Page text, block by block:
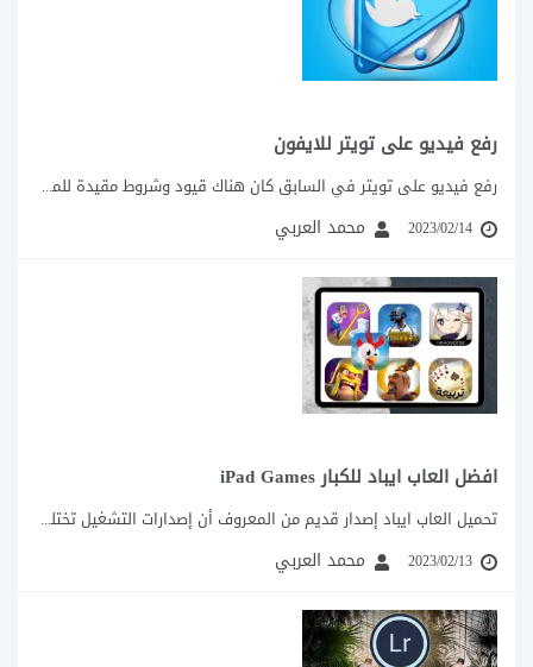
رفع فيديو على تويتر للايفون
رفع فيديو على تويتر في السابق كان هناك قيود وشروط مقيدة للمستخدم عند استخدام...
2023/02/14 محمد العربي
افضل العاب ايباد للكبار iPad Games
تحميل العاب ايباد إصدار قديم من المعروف أن إصدارات التشغيل تختلف بين أجهزة الايفون...
2023/02/13 محمد العربي